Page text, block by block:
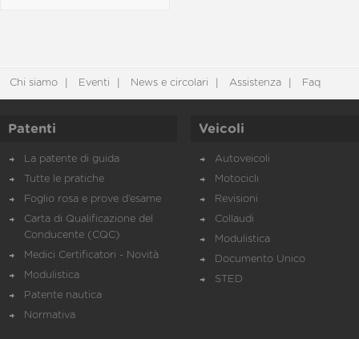
Chi siamo Eventi News e circolari Assistenza Faq
Patenti
La patente di guida
Tutte le pratiche
Foglio rosa e prove d’esame
Carta di Qualificazione del
Conducente (CQC)
Medici Certificatori - Novità
Modulistica
Patente nautica
Normativa
Veicoli
Autoveicoli
Motocicli
Revisioni
Collaudi
Modulistica
Documento Unico
STED